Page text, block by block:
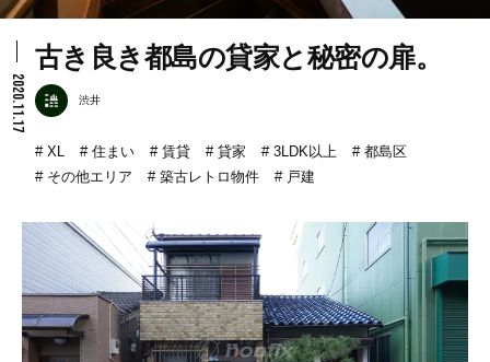
会社情報
2020.11.17
古き良き都島の貸家と秘密の扉。
渋井
XL 住まい 賃貸 貸家 3LDK以上
都島区
その他エリア
築古レトロ物件 戸建